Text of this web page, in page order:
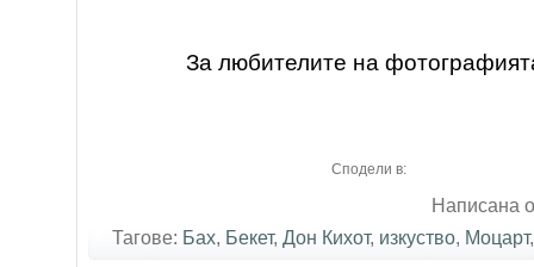
За любителите на
Сподели в:
Написана
Тагове: Бах, Бекет, Дон Кихот, изкуство, Моцарт